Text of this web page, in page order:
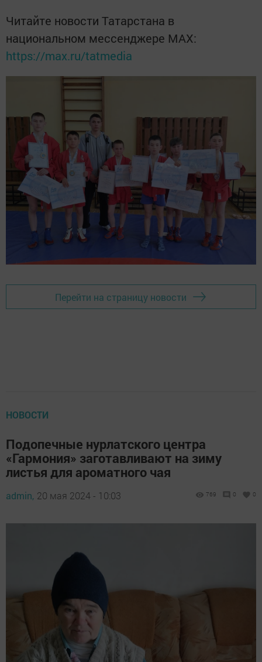
Читайте новости Татарстана в
национальном мессенджере MАХ:
https://max.ru/tatmedia
Перейти на страницу новости
НОВОСТИ
Подопечные нурлатского центра
«Гармония» заготавливают на зиму
листья для ароматного чая
admin, 20 мая 2024 - 10:03 769 0 0